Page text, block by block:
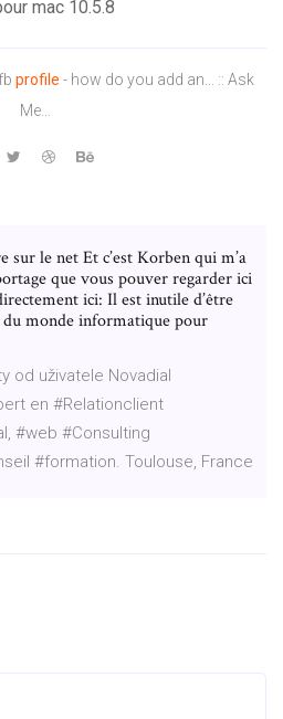
mac 10.5.8
profile - how do you add an... :: Ask
Me…
sur le net Et c’est Korben qui m’a
que vous pouver regarder ici
ici: Il est inutile d’être
monde informatique pour
od uživatele Novadial
en #Relationclient
#web #Consulting
#formation. Toulouse, France